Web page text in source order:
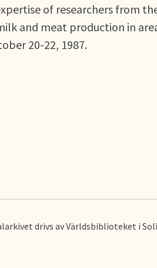
of researchers from
and meat production in
20-22, 1987.
drivs av Världsbiblioteket i